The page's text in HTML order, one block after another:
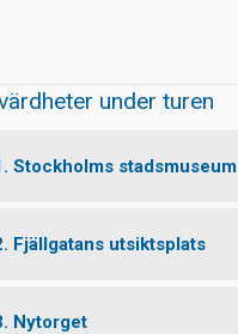
under turen
Stockholms stadsmuseum
Fjällgatans utsiktsplats
Nytorget